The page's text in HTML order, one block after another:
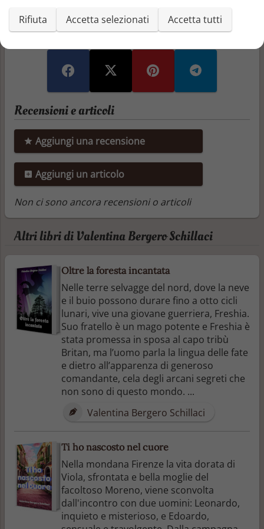
Condividi questo libro
Recensioni e articoli
Aggiungi una recensione
Aggiungi un articolo
Non ci sono ancora recensioni o articoli
Altri libri di Valentina Bergero Schillaci
Oltre la foresta incantata
Nelle terre selvagge del nord, dove la neve
e il buio possono durare fino a otto cicli
lunari, vive una giovane guerriera, Freshia.
Suo fratello è un mago potente e Freshia è
stata promessa in sposa al capo tribù
Britan, ma l’uomo parla la lingua delle fate
e dietro all’apparenza di generoso
comandante, cela degli arcani segreti che
non sono di questo mondo. ...
Valentina Bergero Schillaci
Ti ho nascosto nel cuore
Nella mondana Firenze la vita dorata di
Viola, sfrontata e bella moglie del
facoltoso Moreno, viene sconvolta
dall'incontro con due uomini: Leonardo,
inquieto e misterioso, e Edoardo,
Rifiuta Accetta selezionati Accetta tutti